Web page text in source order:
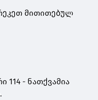
მითითებულ
114 - ნათქვამია